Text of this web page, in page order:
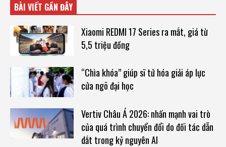
BÀI VIẾT GẦN ĐÂY
Xiaomi REDMI 17 Series ra mắt, giá từ
5,5 triệu đồng
“Chìa khóa” giúp sĩ tử hóa giải áp lực
cửa ngõ đại học
Vertiv Châu Á 2026: nhấn mạnh vai trò
của quá trình chuyển đổi do đối tác dẫn
dắt trong kỷ nguyên AI